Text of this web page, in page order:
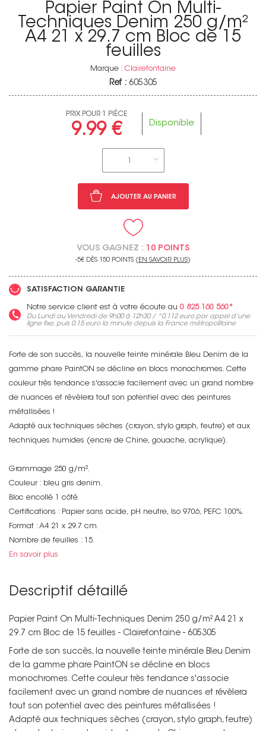
Papier Paint On Multi-
Techniques Denim 250 g/m²
A4 21 x 29.7 cm Bloc de 15
feuilles
Marque : Clairefontaine
Ref : 605305
PRIX POUR 1 PIÈCE
9.99 € Disponible
AJOUTER AU PANIER
VOUS GAGNEZ : 10 POINTS
-5€ DÈS 150 POINTS ( EN SAVOIR PLUS)
SATISFACTION GARANTIE
Notre service client est à votre écoute au 0 825 160 560*
Du Lundi au Vendredi de 9h00 à 12h30 / *0,112 europar appel d’une
ligne fixe, puis 0,15 eurola minute depuis la France métropolitaine
Forte de son succès, la nouvelle teinte minérale Bleu Denim de la
gamme phare PaintON se décline en blocs monochromes. Cette
couleur très tendance s'associe facilement avec un grand nombre
de nuances et révèlera tout son potentiel avec des peintures
métallisées !
Adapté aux techniques sèches (crayon, stylo graph, feutre) et aux
techniques humides (encre de Chine, gouache, acrylique).
Grammage 250 g/m².
Couleur : bleu gris denim.
Bloc encollé 1 côté.
Certifications : Papier sans acide, pH neutre, Iso 9706, PEFC 100%.
Format : A4 21 x 29.7 cm.
Nombre de feuilles : 15.
En savoir plus
Descriptif détaillé
Papier Paint On Multi-Techniques Denim 250 g/m² A4 21 x
29.7 cm Bloc de 15 feuilles - Clairefontaine - 605305
Forte de son succès, la nouvelle teinte minérale Bleu Denim
de la gamme phare PaintON se décline en blocs
monochromes. Cette couleur très tendance s'associe
facilement avec un grand nombre de nuances et révèlera
tout son potentiel avec des peintures métallisées !
Adapté aux techniques sèches (crayon, stylo graph, feutre)